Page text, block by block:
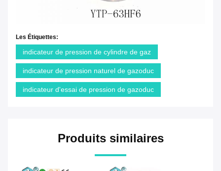
Les Étiquettes:
indicateur de pression de cylindre de gaz
indicateur de pression naturel de gazoduc
indicateur d'essai de pression de gazoduc
Produits similaires